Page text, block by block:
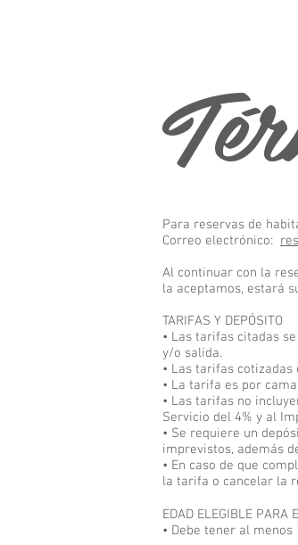
Para reservas de
Correo electrónico:
Al continuar con la
la aceptamos, estará
TARIFAS Y DEPÓSITO
• Las tarifas citadas
y/o salida.
• Las tarifas cotizadas
• La tarifa es por
• Las tarifas no
Servicio del 4% y al
• Se requiere un
imprevistos, además
• En caso de que
la tarifa o cancelar la
EDAD ELEGIBLE PARA
• Debe tener al